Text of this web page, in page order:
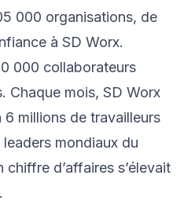
000 organisations, de
à SD Worx.
000 collaborateurs
Chaque mois, SD Worx
6 millions de travailleurs
mondiaux du
d’affaires s’élevait